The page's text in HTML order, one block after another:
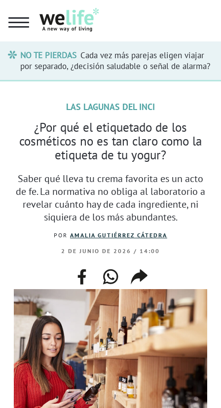
NO TE PIERDAS Cada vez más parejas eligen viajar
por separado, ¿decisión saludable o señal de alarma?
LAS LAGUNAS DEL INCI
¿Por qué el etiquetado de los
cosméticos no es tan claro como la
etiqueta de tu yogur?
Saber qué lleva tu crema favorita es un acto
de fe. La normativa no obliga al laboratorio a
revelar cuánto hay de cada ingrediente, ni
siquiera de los más abundantes.
POR AMALIA GUTIÉRREZ CÁTEDRA
2 DE JUNIO DE 2026 / 14:00
facebookwhatsappcompartir
enlace